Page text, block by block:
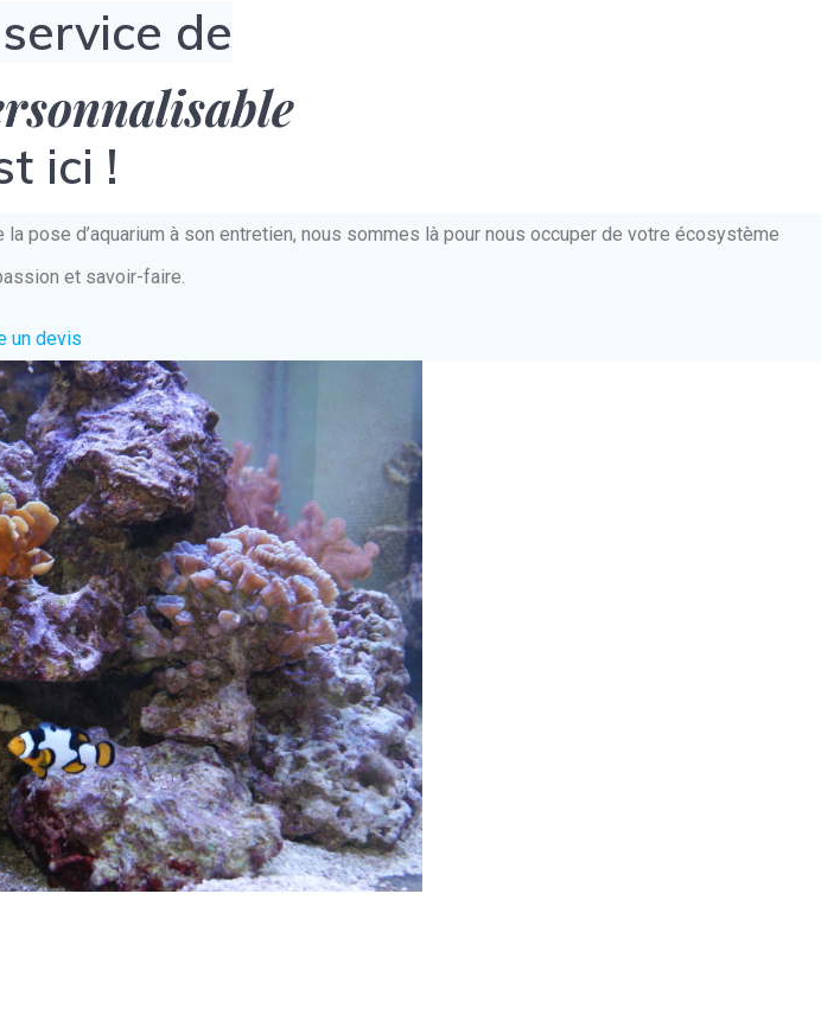
de
ici !
d’aquarium à son entretien, nous sommes là pour nous occuper de votre écosystème
et savoir-faire.
un devis